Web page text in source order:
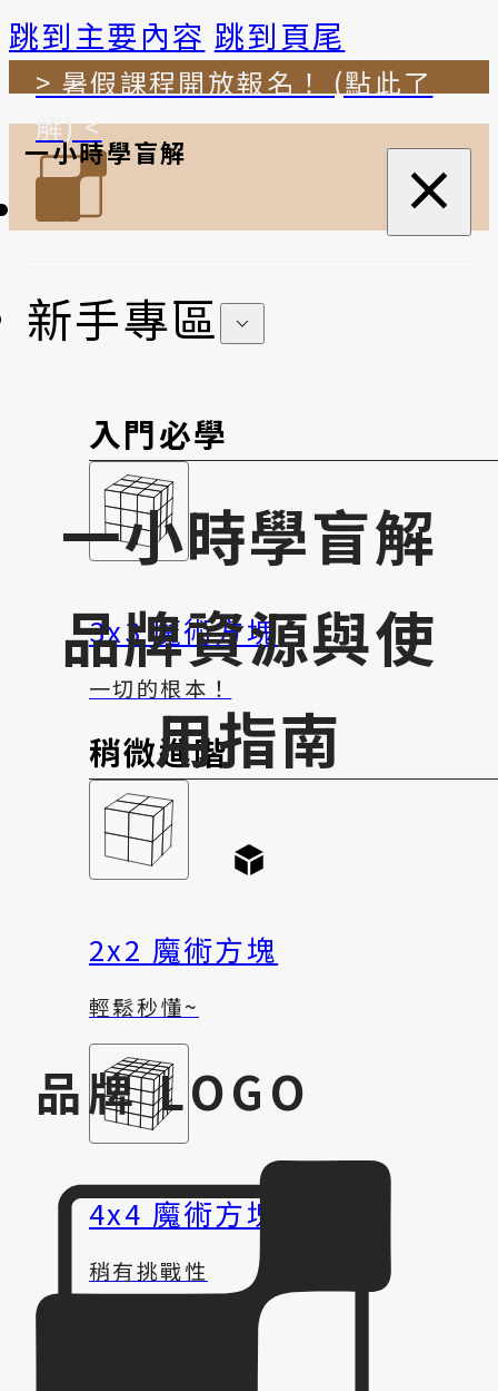
跳到主要內容 跳到頁尾
> 暑假課程開放報名！ (點此了
解) <
一小時學盲解
新手專區
入門必學
3x3 魔術方塊
一切的根本！
稍微進階
2x2 魔術方塊
輕鬆秒懂~
4x4 魔術方塊
稍有挑戰性
一小時學盲解
品牌資源與使
用指南
品牌 LOGO